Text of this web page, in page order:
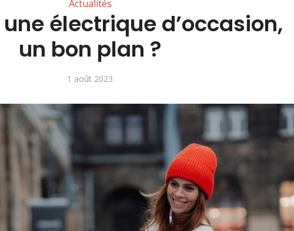
Actualités
une électrique d’occasion,
un bon plan ?
1 août 2023